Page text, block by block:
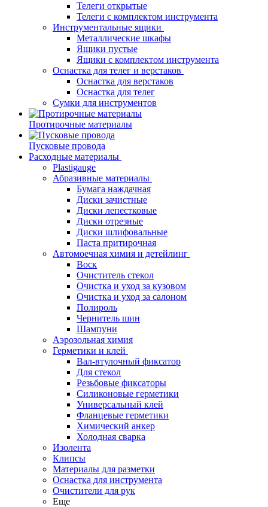
Телеги открытые
Телеги с комплектом инструмента
Инструментальные ящики
Металлические шкафы
Ящики пустые
Ящики с комплектом инструмента
Оснастка для телег и верстаков
Оснастка для верстаков
Оснастка для телег
Сумки для инструментов
Протирочные материалы
Пусковые провода
Расходные материалы
Plastigauge
Абразивные материалы
Бумага наждачная
Диски зачистные
Диски лепестковые
Диски отрезные
Диски шлифовальные
Паста притирочная
Автомоечная химия и детейлинг
Воск
Очиститель стекол
Очистка и уход за кузовом
Очистка и уход за салоном
Полироль
Чернитель шин
Шампуни
Аэрозольная химия
Герметики и клей
Вал-втулочный фиксатор
Для стекол
Резьбовые фиксаторы
Силиконовые герметики
Универсальный клей
Фланцевые герметики
Химический анкер
Холодная сварка
Изолента
Клипсы
Материалы для разметки
Оснастка для инструмента
Очистители для рук
Еще